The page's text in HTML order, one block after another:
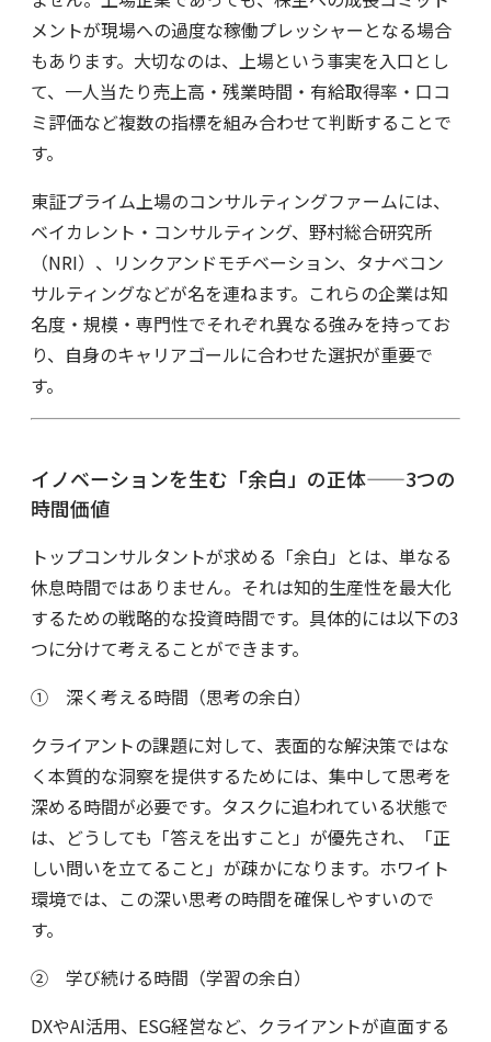
メントが現場への過度な稼働プレッシャーとなる場合
もあります。大切なのは、上場という事実を入口とし
て、一人当たり売上高・残業時間・有給取得率・口コ
ミ評価など複数の指標を組み合わせて判断することで
す。
東証プライム上場のコンサルティングファームには、
ベイカレント・コンサルティング、野村総合研究所
（NRI）、リンクアンドモチベーション、タナベコン
サルティングなどが名を連ねます。これらの企業は知
名度・規模・専門性でそれぞれ異なる強みを持ってお
り、自身のキャリアゴールに合わせた選択が重要で
す。
イノベーションを生む「余白」の正体——3つの
時間価値
トップコンサルタントが求める「余白」とは、単なる
休息時間ではありません。それは知的生産性を最大化
するための戦略的な投資時間です。具体的には以下の3
つに分けて考えることができます。
① 深く考える時間（思考の余白）
クライアントの課題に対して、表面的な解決策ではな
く本質的な洞察を提供するためには、集中して思考を
深める時間が必要です。タスクに追われている状態で
は、どうしても「答えを出すこと」が優先され、「正
しい問いを立てること」が疎かになります。ホワイト
環境では、この深い思考の時間を確保しやすいので
す。
② 学び続ける時間（学習の余白）
DXやAI活用、ESG経営など、クライアントが直面する